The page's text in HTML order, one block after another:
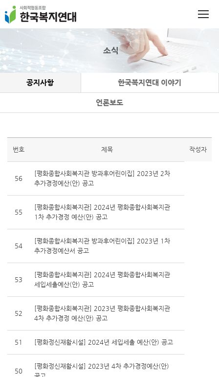
소식
공지사항 한국복지연대 이야기
언론보도
번호 제목 작성자
56
[평화종합사회복지관 방과후어린이집] 2023년 2차
추가경정예산(안) 공고
55
[평화종합사회복지관] 2024년 평화종합사회복지관
1차 추가경정 예산(안) 공고
54
[평화종합사회복지관 방과후어린이집] 2023년 1차
추가경정예산서 공고
53
[평화종합사회복지관] 2024년 평화종합사회복지관
세입세출예산(안) 공고
52
[평화종합사회복지관] 2023년 평화종합사회복지관
4차 추가경정 예산(안) 공고
51 [평화정신재활시설] 2024년 세입세출 예산(안) 공고
50
[평화정신재활시설] 2023년 4차 추가경정예산(안)